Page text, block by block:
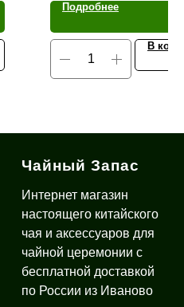
Подробнее
В
Чайный Запас
Интернет магазин
настоящего китайского
чая и аксессуаров для
чайной церемонии с
бесплатной доставкой
по России из Иваново